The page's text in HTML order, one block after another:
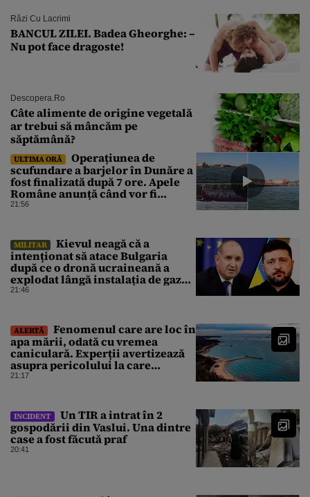
Râzi Cu Lacrimi
BANCUL ZILEI. Badea Gheorghe: –
Nu pot face dragoste!
Descopera.ro
Câte alimente de origine vegetală
ar trebui să mâncăm pe
săptămână?
ULTIMA ORĂ
Operațiunea de
scufundare a barjelor în Dunăre a
fost finalizată după 7 ore. Apele
Române anunță când vor fi
simțite efectele
21:56
MILITAR
Kievul neagă că a
intenționat să atace Bulgaria
după ce o dronă ucraineană a
explodat lângă instalația de gaz
de la granița României
21:46
ALERTĂ
Fenomenul care are loc în
apa mării, odată cu vremea
caniculară. Experții avertizează
asupra pericolului la care
oamenii pot fi expuși
21:17
INCIDENT
Un TIR a intrat în 2
gospodării din Vaslui. Una dintre
case a fost făcută praf
20:41